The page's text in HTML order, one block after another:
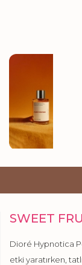
SWEET
Dioré Hypnotica
etki yaratırken,